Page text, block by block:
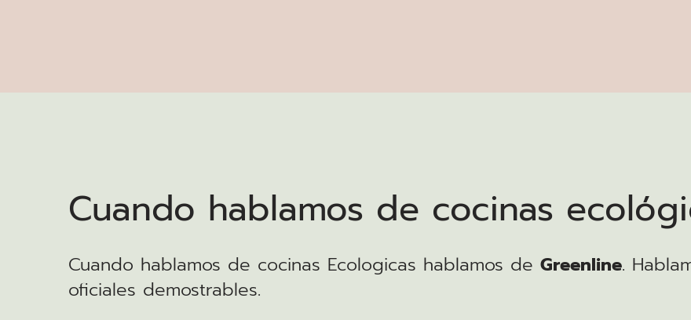
Cuando hablamos de cocinas
Cuando hablamos de cocinas Ecologicas hablamos de Greenline.
oficiales demostrables.